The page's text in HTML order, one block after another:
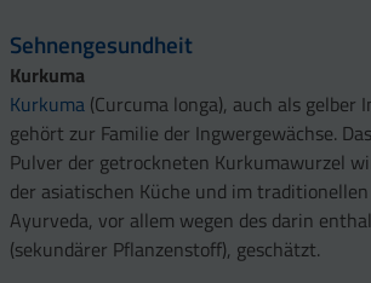
Sehnengesundheit
Kurkuma
Kurkuma (Curcuma longa), auch als gelber
gehört zur Familie der Ingwergewächse.
Pulver der getrockneten Kurkumawurzel
der asiatischen Küche und im
Ayurveda, vor allem wegen des darin
(sekundärer Pflanzenstoff), geschätzt.